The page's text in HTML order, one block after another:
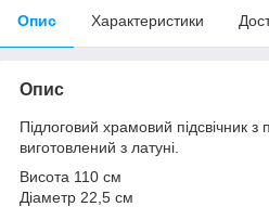
Опис Характеристики
Опис
Підлоговий храмовий підсвічник
виготовлений з латуні.
Висота 110 см
Діаметр 22,5 см